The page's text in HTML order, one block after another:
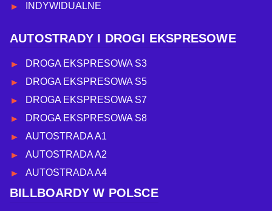
INDYWIDUALNE
AUTOSTRADY I DROGI EKSPRESOWE
DROGA EKSPRESOWA S3
DROGA EKSPRESOWA S5
DROGA EKSPRESOWA S7
DROGA EKSPRESOWA S8
AUTOSTRADA A1
AUTOSTRADA A2
AUTOSTRADA A4
BILLBOARDY W POLSCE